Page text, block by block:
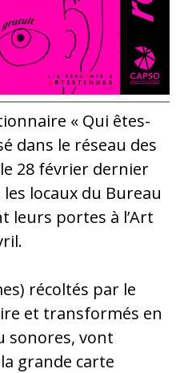
« Qui êtes-
dans le réseau des
28 février dernier
locaux du Bureau
leurs portes à l’Art
récoltés par le
et transformés en
sonores, vont
grande carte